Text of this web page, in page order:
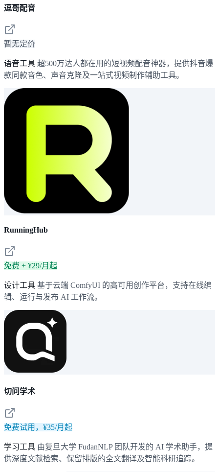
逗哥配音
暂无定价
语音工具 超500万达人都在用的短视频配音神器，提供抖音爆
款同款音色、声音克隆及一站式视频制作辅助工具。
RunningHub
免费 + ¥29/月起
设计工具 基于云端 ComfyUI 的高可用创作平台，支持在线编
辑、运行与发布 AI 工作流。
切问学术
免费试用，¥35/月起
学习工具 由复旦大学 FudanNLP 团队开发的 AI 学术助手，提
供深度文献检索、保留排版的全文翻译及智能科研追踪。